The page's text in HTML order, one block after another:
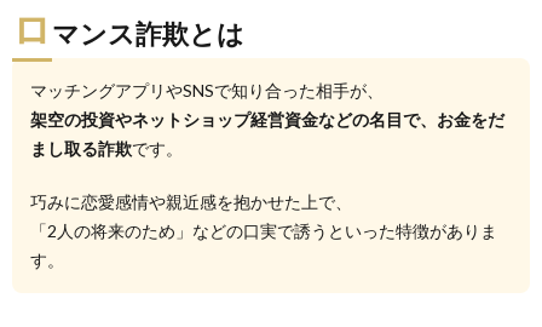
ロ マンス詐欺とは
マッチングアプリやSNSで知り合った相手が、
架空の投資やネットショップ経営資金などの名目で、お金をだ
まし取る詐欺です。
巧みに恋愛感情や親近感を抱かせた上で、
「2人の将来のため」などの口実で誘うといった特徴がありま
す。